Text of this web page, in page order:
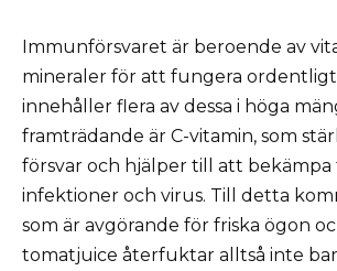
Immunförsvaret är beroende av
mineraler för att fungera
innehåller flera av dessa i höga
framträdande är C-vitamin, som
försvar och hjälper till att
infektioner och virus. Till detta
som är avgörande för friska ögon
tomatjuice återfuktar alltså inte